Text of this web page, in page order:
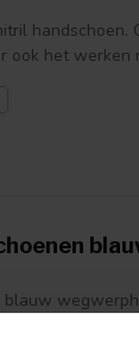
handschoen.
ook het